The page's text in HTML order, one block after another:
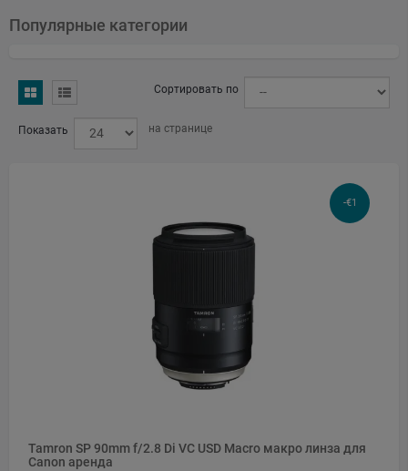
Tamron GmbH
Robert-Bosch-Str. 9, 50769 Köln, Germany
Популярные категории
Сортировать по
Показать на странице
-€1
Tamron SP 90mm f/2.8 Di VC USD Macro макро линза для
Canon аренда